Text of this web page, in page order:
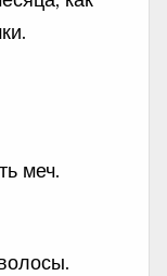
меч.